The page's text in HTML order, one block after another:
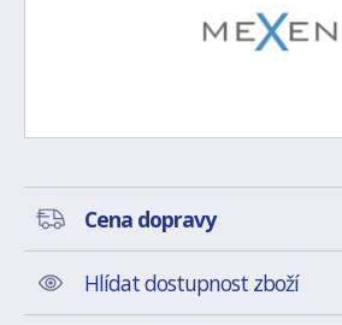
Cena dopravy
Hlídat dostupnost zboží